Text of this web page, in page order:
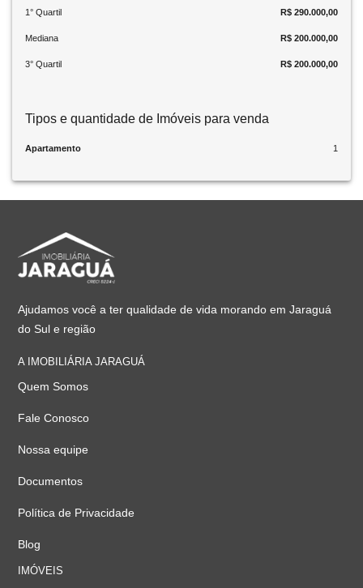
1° Quartil R$ 290.000,00
Mediana R$ 200.000,00
3° Quartil R$ 200.000,00
Tipos e quantidade de Imóveis para venda
Apartamento 1
Ajudamos você a ter qualidade de vida morando em Jaraguá
do Sul e região
A IMOBILIÁRIA JARAGUÁ
Quem Somos
Fale Conosco
Nossa equipe
Documentos
Política de Privacidade
Blog
IMÓVEIS